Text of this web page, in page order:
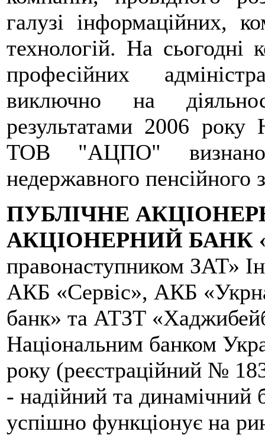
галузі інформаційних,
технологій. На сьогодні
професійних
виключно на
результатами 2006 року
ТОВ "АЦПО" визнано
недержавного пенсійного
ПУБЛІЧНЕ
АКЦІОНЕРНИЙ БАНК
правонаступником ЗАТ»
АКБ «Сервіс», АКБ
банк» та АТЗТ
Національним банком
року (реєстраційний №
- надійний та динамічний
успішно функціонує на